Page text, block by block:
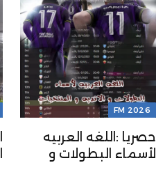
FM 2026
حصريا :اللغه العربيه
لأسماء البطولات و